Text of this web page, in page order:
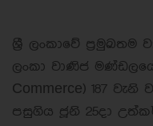
ශ්‍රී ලංකාවේ ප්‍රමුඛතම
ලංකා වාණිජ මණ්ඩලයේ
Commerce) 187
පසුගිය ජූනි 25දා